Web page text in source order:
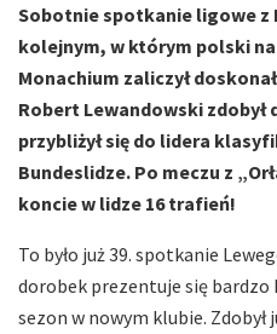
Sobotnie spotkanie ligowe z
kolejnym, w którym polski
Monachium zaliczył
Robert Lewandowski zdobył
przybliżył się do lidera
Bundeslidze. Po meczu z
koncie w lidze 16 trafień!
To było już 39. spotkanie
dorobek prezentuje się
sezon w nowym klubie. Zdobył